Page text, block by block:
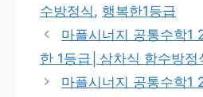
수방정식, 행복한1등급
마플시너지 공통수학1
한 1등급│삼차식 함수방정
마플시너지 공통수학1